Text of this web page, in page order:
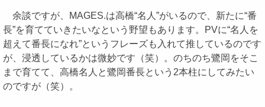
余談ですが、MAGES.は高橋“名人”がいるので、新たに“番
長”を育てていきたいなという野望もあります。PVに“名人を
超えて番長になれ”というフレーズも入れて推しているのです
が、浸透しているかは微妙です（笑）。のちのち鷺岡をそこ
まで育てて、高橋名人と鷺岡番長という2本柱にしてみたい
のですが（笑）。